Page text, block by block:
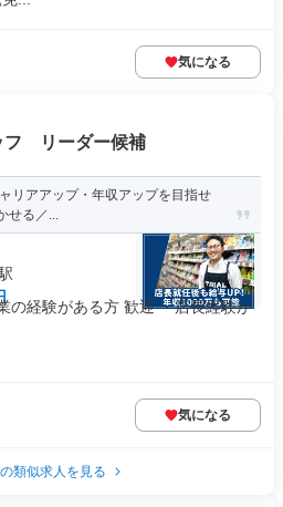
気になる
フ リーダー候補
リアアップ・年収アップを目指せ
せる／...
の経験がある方 歓迎 ・店長経験が
気になる
類似求人を見る